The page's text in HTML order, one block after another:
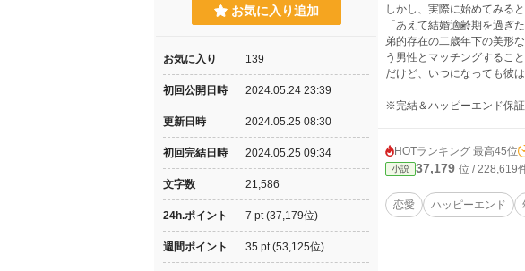
しかし、実際に始めてみる
「あえて結婚適齢期を過ぎ
弟的存在の二歳年下の美形
う男性とマッチングすること
だけど、いつになっても彼
※完結＆ハッピーエンド保証
HOTランキング 最高45位
小説 37,179 位 / 228,619
恋愛 ハッピーエンド
お気に入り追加
お気に入り 139
初回公開日時 2024.05.24 23:39
更新日時 2024.05.25 08:30
初回完結日時 2024.05.25 09:34
文字数 21,586
24h.ポイント 7 pt (37,179位)
週間ポイント 35 pt (53,125位)